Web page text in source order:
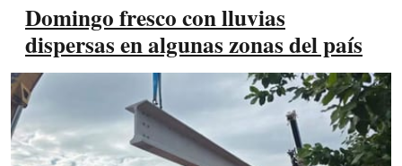
Domingo fresco con lluvias
dispersas en algunas zonas del país